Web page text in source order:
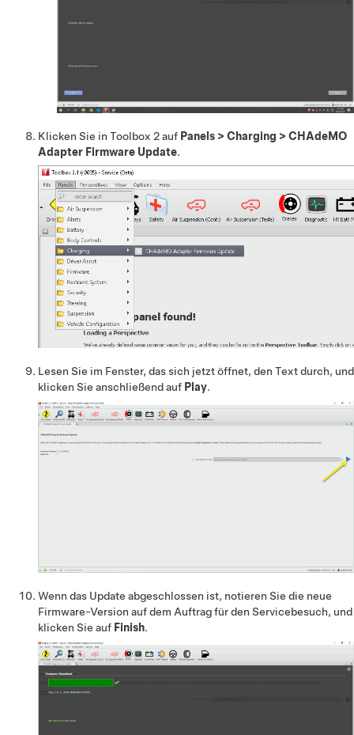
Klicken Sie in Toolbox 2 auf Panels > Charging > CHAdeMO
Adapter Firmware Update.
Lesen Sie im Fenster, das sich jetzt öffnet, den Text durch, und
klicken Sie anschließend auf Play.
Wenn das Update abgeschlossen ist, notieren Sie die neue
Firmware-Version auf dem Auftrag für den Servicebesuch, und
klicken Sie auf Finish.